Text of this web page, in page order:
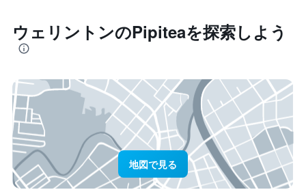
ウェリントン​のPipitea​を探索しよう
地図で見る